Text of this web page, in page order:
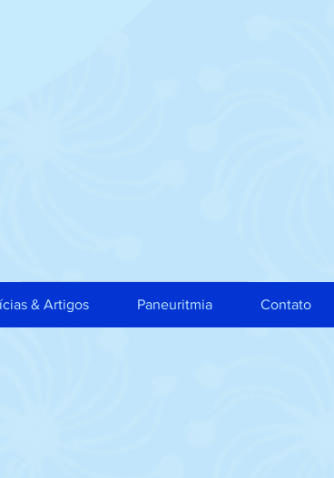
& Artigos Paneuritmia Contato